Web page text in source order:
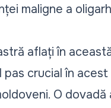
maligne a
aflați în
crucial în
O dovadă